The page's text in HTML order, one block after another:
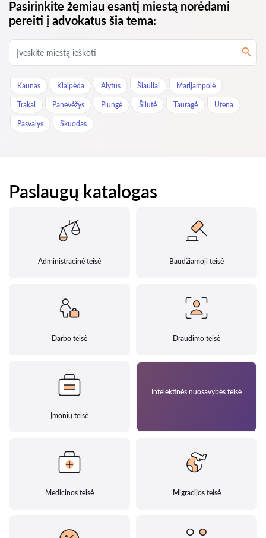
Pasirinkite žemiau esantį miestą norėdami
pereiti į advokatus šia tema:
Kaunas Klaipėda Alytus Šiauliai Marijampolė
Trakai Panevėžys Plungė Šilutė Tauragė Utena
Pasvalys Skuodas
Paslaugų katalogas
Administracinė teisė Baudžiamoji teisė
Darbo teisė Draudimo teisė
Įmonių teisė
Intelektinės nuosavybės teisė
Medicinos teisė Migracijos teisė